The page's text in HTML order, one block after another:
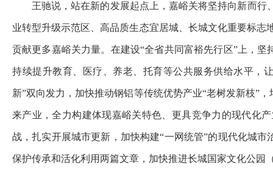
王驰说，站在新的发展起点上，嘉峪关将坚持向新而行
业转型升级示范区、高品质生态宜居城、长城文化重要标
贡献更多嘉峪关力量。在建设“全省共同富裕先行区”上，
持续提升教育、医疗、养老、托育等公共服务供给水平，
新”双向发力，加快推动钢铝等传统优势产业“老树发新枝”
来产业，全力构建体现嘉峪关特色、更具竞争力的现代化
战，扎实开展城市更新，加快构建“一网统管”的现代化城
保护传承和活化利用两篇文章，加快推进长城国家文化公园